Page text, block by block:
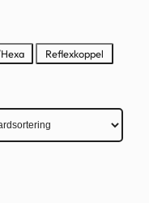
Reflexkoppel